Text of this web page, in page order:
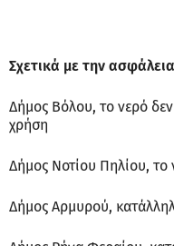
Σχετικά με την
Δήμος Βόλου, το νερό
χρήση
Δήμος Νοτίου Πηλίου, το
Δήμος Αρμυρού,